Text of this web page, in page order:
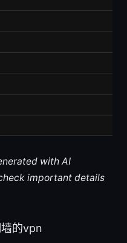
with AI
important details
的vpn